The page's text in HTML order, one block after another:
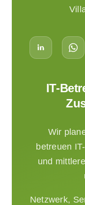
IT-
Wir
betreuen
und
Netzwerk,